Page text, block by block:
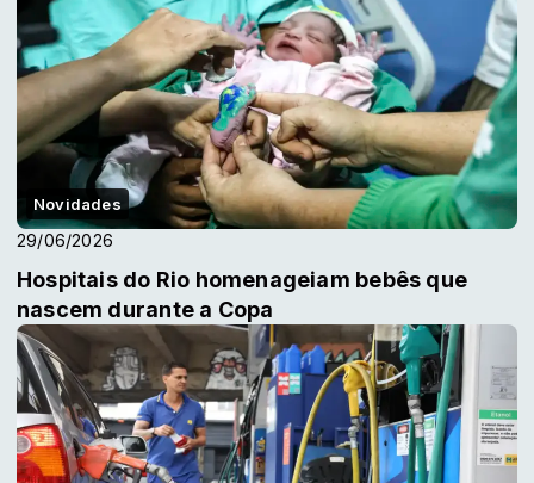
Novidades
29/06/2026
Hospitais do Rio homenageiam bebês que
nascem durante a Copa